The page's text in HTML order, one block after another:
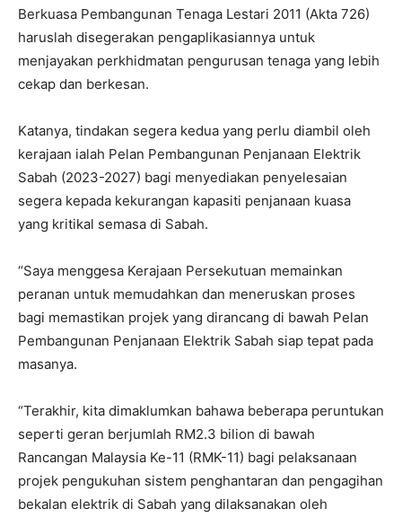
Berkuasa Pembangunan Tenaga Lestari 2011 (Akta 726)
haruslah disegerakan pengaplikasiannya untuk
menjayakan perkhidmatan pengurusan tenaga yang lebih
cekap dan berkesan.
Katanya, tindakan segera kedua yang perlu diambil oleh
kerajaan ialah Pelan Pembangunan Penjanaan Elektrik
Sabah (2023-2027) bagi menyediakan penyelesaian
segera kepada kekurangan kapasiti penjanaan kuasa
yang kritikal semasa di Sabah.
“Saya menggesa Kerajaan Persekutuan memainkan
peranan untuk memudahkan dan meneruskan proses
bagi memastikan projek yang dirancang di bawah Pelan
Pembangunan Penjanaan Elektrik Sabah siap tepat pada
masanya.
“Terakhir, kita dimaklumkan bahawa beberapa peruntukan
seperti geran berjumlah RM2.3 bilion di bawah
Rancangan Malaysia Ke-11 (RMK-11) bagi pelaksanaan
projek pengukuhan sistem penghantaran dan pengagihan
bekalan elektrik di Sabah yang dilaksanakan oleh